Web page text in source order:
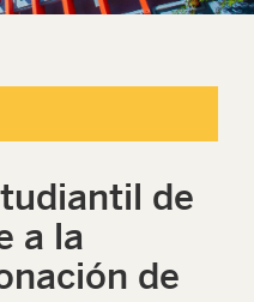
de
a la
de